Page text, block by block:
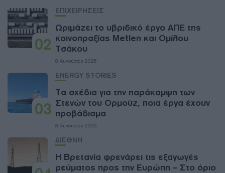
02
ΕΠΙΧΕΙΡΗΣΕΙΣ
Ωριμάζει το υβριδικό έργο ΑΠΕ της
κοινοπραξίας Metlen και Ομίλου
Τσάκου
8 Αυγούστου 2026
03
ENERGY STORIES
Τα σχέδια για την παράκαμψη των
Στενών του Ορμούζ, ποια έργα έχουν
προβάδισμα
8 Αυγούστου 2026
ΔΙΕΘΝΗ
Η Βρετανία φρενάρει τις εξαγωγές
ρεύματος προς την Ευρώπη – Στο όριο